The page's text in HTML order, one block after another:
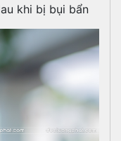
khi bị bụi bẩn